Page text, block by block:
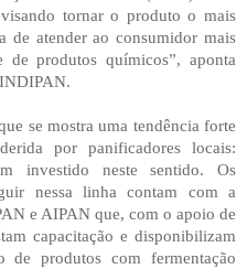
tornar o produto o mais
de atender ao consumidor mais
produtos químicos”, aponta
se mostra uma tendência forte
por panificadores locais:
investido neste sentido. Os
nessa linha contam com a
e AIPAN que, com o apoio de
capacitação e disponibilizam
de produtos com fermentação